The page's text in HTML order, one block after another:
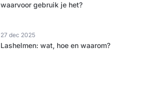
waarvoor gebruik je het?
27 dec 2025
Lashelmen: wat, hoe en waarom?